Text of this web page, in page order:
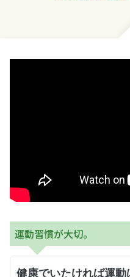
運動習慣が大切。